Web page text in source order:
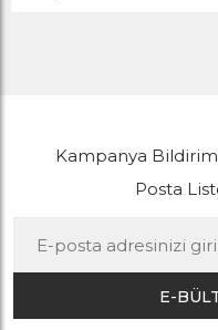
Kampanya
Posta
E-